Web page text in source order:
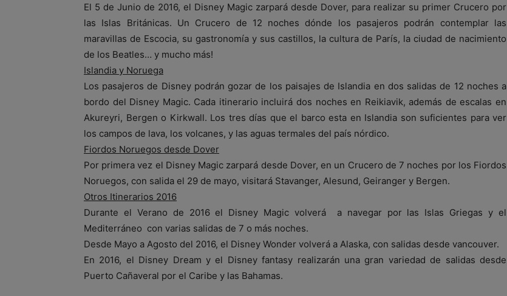
El 5 de Junio de 2016, el Disney Magic zarpará desde Dover, para realizar su primer Crucero por
las Islas Británicas. Un Crucero de 12 noches dónde los pasajeros podrán contemplar las
maravillas de Escocia, su gastronomía y sus castillos, la cultura de París, la ciudad de nacimiento
de los Beatles… y mucho más!
Islandia y Noruega
Los pasajeros de Disney podrán gozar de los paisajes de Islandia en dos salidas de 12 noches a
bordo del Disney Magic. Cada itinerario incluirá dos noches en Reikiavik, además de escalas en
Akureyri, Bergen o Kirkwall. Los tres días que el barco esta en Islandia son suficientes para ver
los campos de lava, los volcanes, y las aguas termales del país nórdico.
Fiordos Noruegos desde Dover
Por primera vez el Disney Magic zarpará desde Dover, en un Crucero de 7 noches por los Fiordos
Noruegos, con salida el 29 de mayo, visitará Stavanger, Alesund, Geiranger y Bergen.
Otros Itinerarios 2016
Durante el Verano de 2016 el Disney Magic volverá a navegar por las Islas Griegas y el
Mediterráneo con varias salidas de 7 o más noches.
Desde Mayo a Agosto del 2016, el Disney Wonder volverá a Alaska, con salidas desde vancouver.
En 2016, el Disney Dream y el Disney fantasy realizarán una gran variedad de salidas desde
Puerto Cañaveral por el Caribe y las Bahamas.